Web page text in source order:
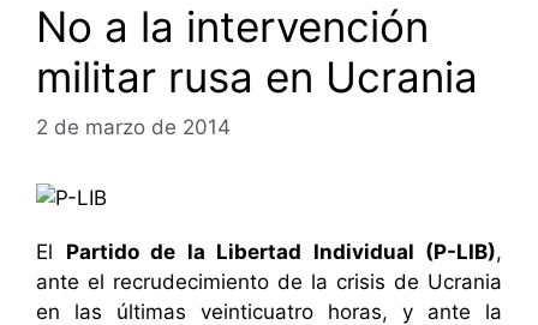
No a la intervención
militar rusa en Ucrania
2 de marzo de 2014
El Partido de la Libertad Individual (P-LIB),
ante el recrudecimiento de la crisis de Ucrania
en las últimas veinticuatro horas, y ante la